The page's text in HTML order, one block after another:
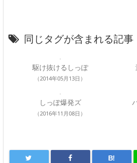
同じタグが含まれる記事
駆け抜けるしっぽ
（2014年05月13日）
しっぽ爆発ズ
（2016年11月08日）
B!